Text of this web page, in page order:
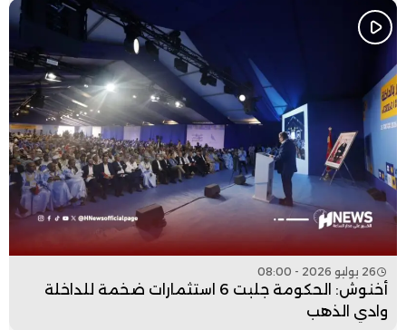
26 يوليو 2026 - 08:00
أخنوش: الحكومة جلبت 6 استثمارات ضخمة للداخلة
وادي الذهب